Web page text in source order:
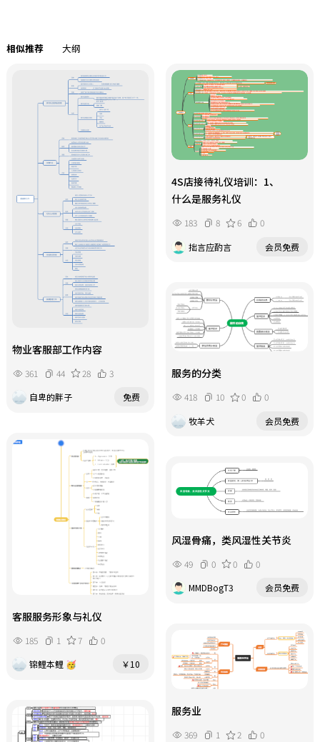
相似推荐 大纲
物业客服部工作内容
361 44 28
3
自卑的胖子
免费
4S店接待礼仪培训：1、
什么是服务礼仪
183 8 6
0
拙言应酌言
会员免费
服务的分类
418 10 0
0
牧羊犬
会员免费
客服服务形象与礼仪
185 1 7
0
锦鲤本鲤 🥳
￥10
风湿骨痛，类风湿性关节炎
49 0 0
0
MMDBogT3
会员免费
服务业
369 1 2
0